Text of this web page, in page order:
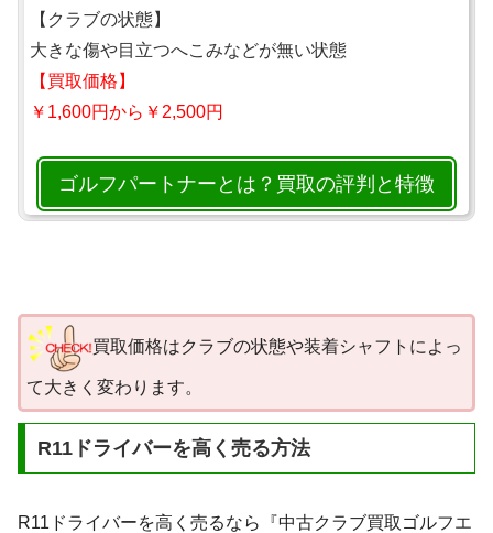
【クラブの状態】
大きな傷や目立つへこみなどが無い状態
【買取価格】
￥1,600円から￥2,500円
ゴルフパートナーとは？買取の評判と特徴
買取価格はクラブの状態や装着シャフトによっ
て大きく変わります。
R11ドライバーを高く売る方法
R11ドライバーを高く売るなら『中古クラブ買取ゴルフエ